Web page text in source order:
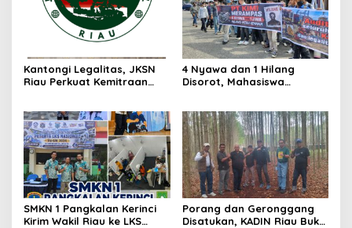
Kantongi Legalitas, JKSN
Riau Perkuat Kemitraan
4 Nyawa dan 1 Hilang
Disorot, Mahasiswa
SMKN 1 Pangkalan Kerinci
Kirim Wakil Riau ke LKS
Porang dan Geronggang
Disatukan, KADIN Riau Buka